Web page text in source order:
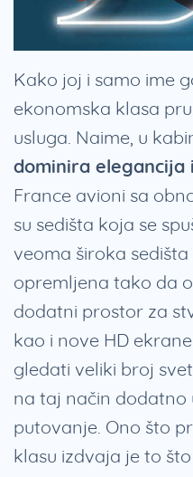
Kako joj i samo ime
ekonomska klasa
usluga. Naime, u
dominira elegancija
France avioni sa
su sedišta koja se
veoma široka sedišta
opremljena tako da
dodatni prostor za
kao i nove HD
gledati veliki broj
na taj način dodatno
putovanje. Ono što
klasu izdvaja je to